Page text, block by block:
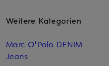
Weitere Kategorien
Marc O'Polo DENIM
Jeans